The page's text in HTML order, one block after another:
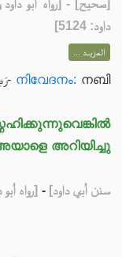
[صحيح] - [رواه أبو
داود: 5124]
المزيــد ...
മിഖ്ദാം ബ്‌നു മഅ്ദീകരിബ് -رَضِيَ اللَّهُ عَنْهُ- നിവേദനം: നബി
അറിയിച്ചു
- [رواه أبو داود والترمذي والنسائي في الكبرى وأحمد] - [سنن أبي داود